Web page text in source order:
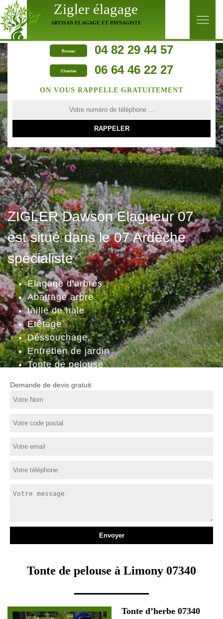
Zigler élagage
ARTISAN ELAGAGE ET PAYSAGISTE
Bureau 04 82 29 44 57
Chantier 06 64 46 22 27
ZIGLER Dawson Elagueur 07
est situé dans le 07 Ardèche
spécialiste
Elagage d'arbres
Abattage arbre
taille de haie
Etêtage
Déssouchage
Entretien de jardin
Tonte de pelouse
ON VOUS RAPPELLE GRATUITEMENT
Demande de devis gratuit
Tonte de pelouse à Limony 07340
Tonte d’herbe 07340